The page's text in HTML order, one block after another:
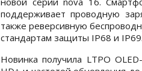
поддерживает проводную
также реверсивную
стандартам защиты IP68 и IP69.
Новинка получила LTPO